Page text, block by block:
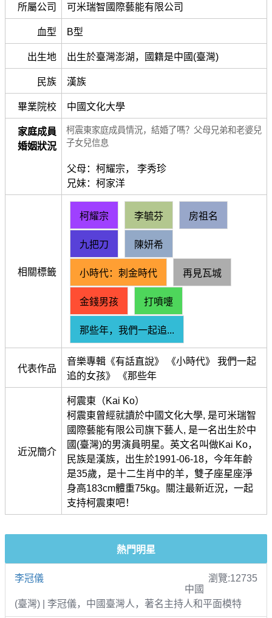
所屬公司 可米瑞智國際藝能有限公司
血型 B型
出生地 出生於臺灣澎湖，國籍是中國(臺灣)
民族 漢族
畢業院校 中國文化大學
家庭成員
婚姻狀況
柯震東家庭成員情況，結婚了嗎？父母兄弟和老婆兒
子女兒信息
父母：柯耀宗， 李秀珍
兄妹：柯家洋
相關標籤
柯耀宗 李毓芬 房祖名
九把刀 陳妍希
小時代：刺金時代 再見瓦城
金錢男孩 打噴嚏
那些年，我們一起追...
代表作品
音樂專輯《有話直說》 《小時代》 我們一起
追的女孩》 《那些年
近況簡介
柯震東（Kai Ko）
柯震東曾經就讀於中國文化大學, 是可米瑞智
國際藝能有限公司旗下藝人, 是一名出生於中
國(臺灣)的男演員明星。英文名叫做Kai Ko，
民族是漢族，出生於1991-06-18，今年年齡
是35歲，是十二生肖中的羊，雙子座星座淨
身高183cm體重75kg。關注最新近況，一起
支持柯震東吧！
熱門明星
李冠儀
瀏覽:12735
中國
(臺灣) | 李冠儀，中國臺灣人，著名主持人和平面模特